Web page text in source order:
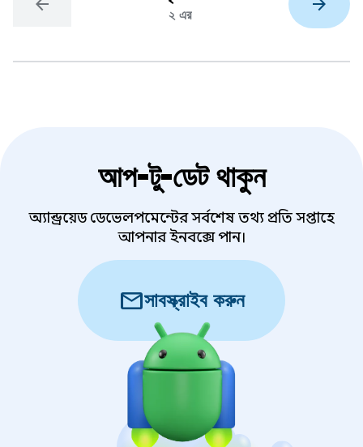
২ এর
আপ-টু-ডেট থাকুন
অ্যান্ড্রয়েড ডেভেলপমেন্টের সর্বশেষ তথ্য প্রতি সপ্তাহে
আপনার ইনবক্সে পান।
mailসাবস্ক্রাইব করুন